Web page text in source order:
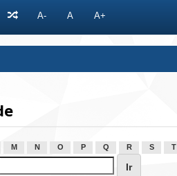
A- A A+
M N O P Q R S T